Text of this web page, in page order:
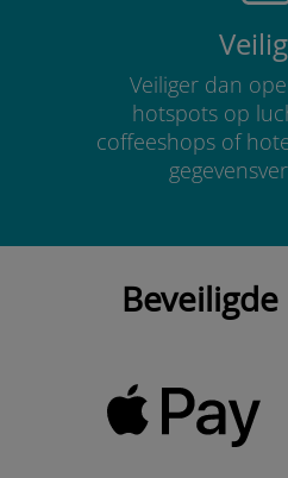
Veiliger dan
hotspots op
coffeeshops of